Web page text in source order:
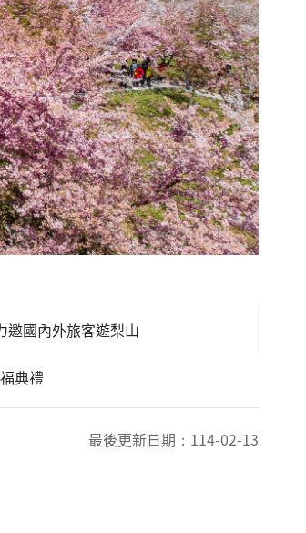
邀國內外旅客遊梨山
典禮
最後更新日期： 114-02-13